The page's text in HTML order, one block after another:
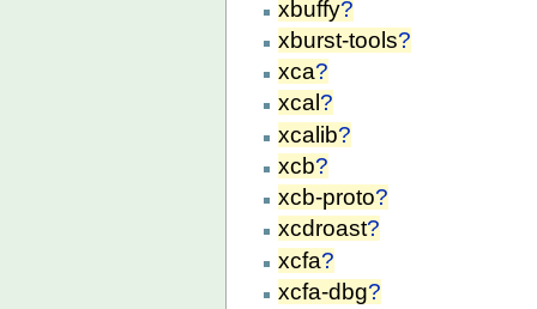
xbuffy?
xburst-tools?
xca?
xcal ?
xcalib?
xcb?
xcb-proto?
xcdroast?
xcfa?
xcfa-dbg?